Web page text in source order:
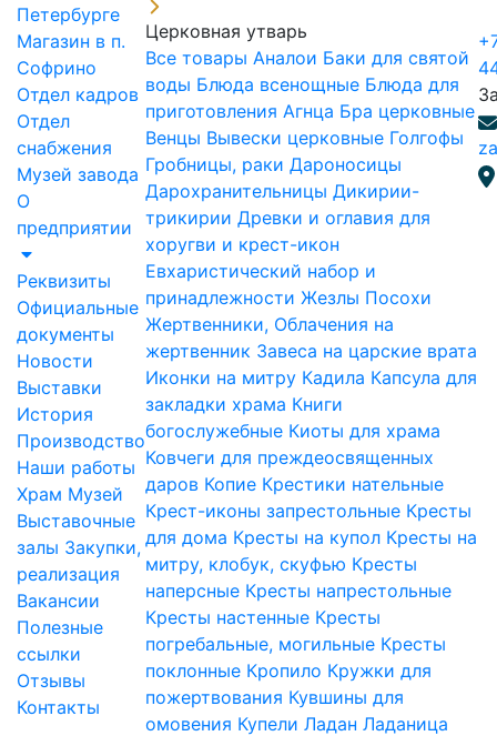
Петербурге
Магазин в п.
Софрино
Отдел кадров
Отдел
снабжения
Музей завода
О
предприятии
Реквизиты
Официальные
документы
Новости
Выставки
История
Производство
Наши работы
Храм Музей
Выставочные
залы Закупки,
реализация
Вакансии
Полезные
ссылки
Отзывы
Контакты
Церковная утварь
Все товары Аналои Баки для святой
воды Блюда всенощные Блюда для
приготовления Агнца Бра церковные
Венцы Вывески церковные Голгофы
Гробницы, раки Дароносицы
Дарохранительницы Дикирии-
трикирии Древки и оглавия для
хоругви и крест-икон
Евхаристический набор и
принадлежности Жезлы Посохи
Жертвенники, Облачения на
жертвенник Завеса на царские врата
Иконки на митру Кадила Капсула для
закладки храма Книги
богослужебные Киоты для храма
Ковчеги для преждеосвященных
даров Копие Крестики нательные
Крест-иконы запрестольные Кресты
для дома Кресты на купол Кресты на
митру, клобук, скуфью Кресты
наперсные Кресты напрестольные
Кресты настенные Кресты
погребальные, могильные Кресты
поклонные Кропило Кружки для
пожертвования Кувшины для
омовения Купели Ладан Ладаница